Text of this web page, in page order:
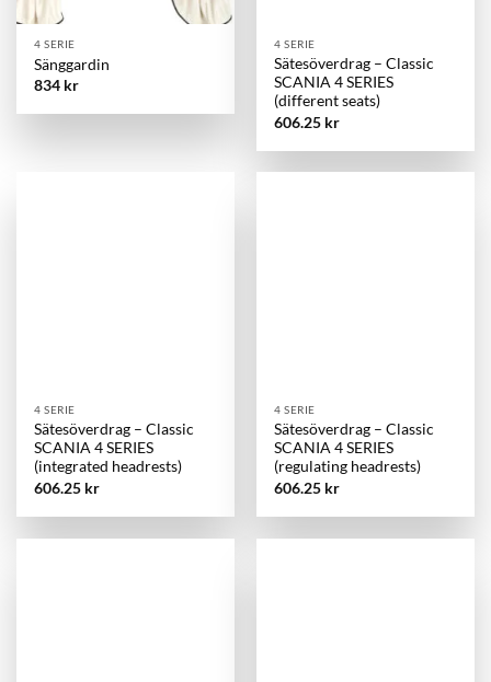
4 SERIE
Sänggardin
834 kr
4 SERIE
Sätesöverdrag – Classic
SCANIA 4 SERIES
(different seats)
606.25 kr
4 SERIE
Sätesöverdrag – Classic
SCANIA 4 SERIES
(integrated headrests)
606.25 kr
4 SERIE
Sätesöverdrag – Classic
SCANIA 4 SERIES
(regulating headrests)
606.25 kr